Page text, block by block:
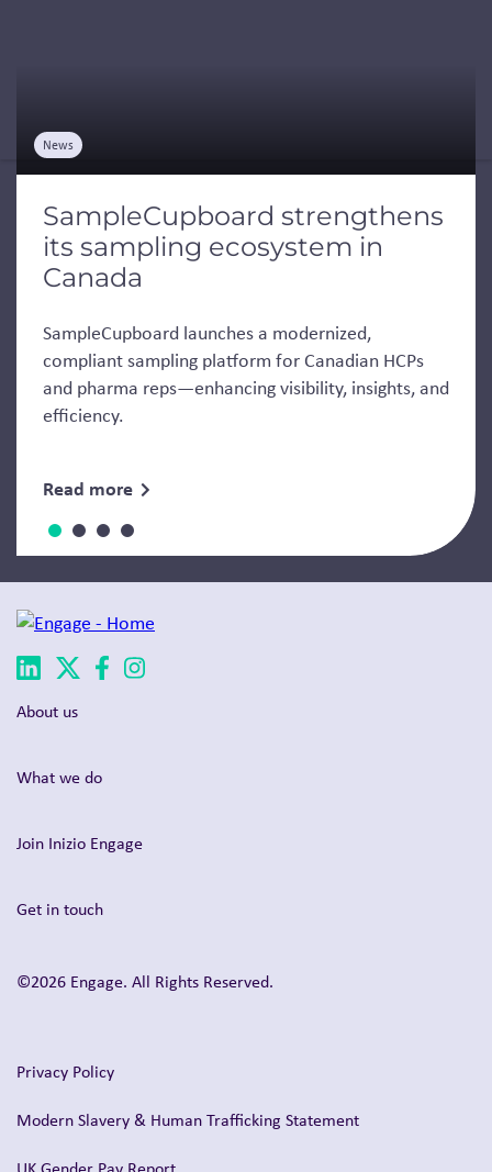
News
SampleCupboard strengthens
its sampling ecosystem in
Canada
SampleCupboard launches a modernized,
compliant sampling platform for Canadian HCPs
and pharma reps—enhancing visibility, insights, and
efficiency.
Read more
About us
What we do
Join Inizio Engage
Get in touch
©2026 Engage. All Rights Reserved.
Privacy Policy
Modern Slavery & Human Trafficking Statement